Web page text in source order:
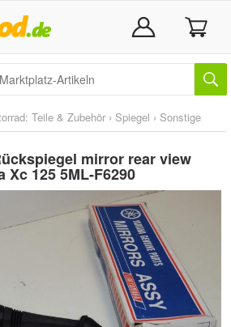
Teile & Zubehör › Spiegel › Sonstige
mirror rear view
Xc 125 5ML-F6290